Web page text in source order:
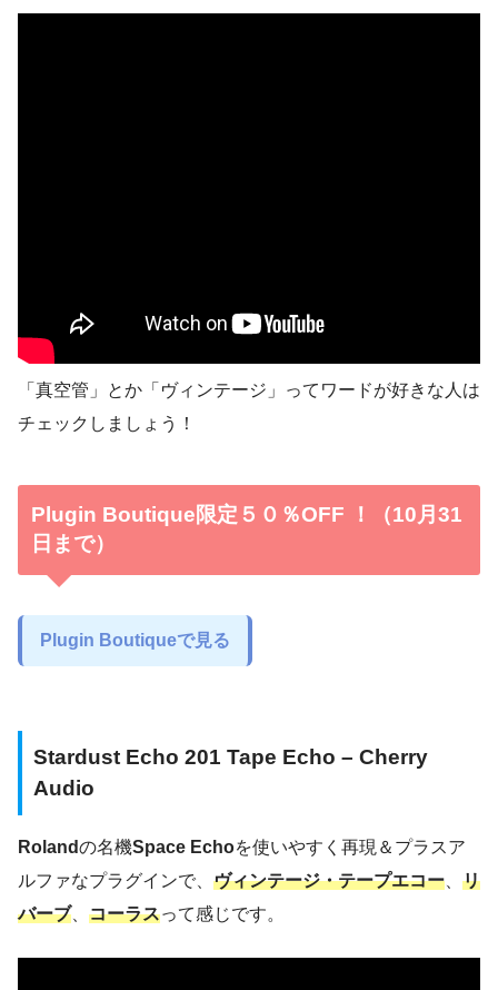
「真空管」とか「ヴィンテージ」ってワードが好きな人は
チェックしましょう！
Plugin Boutique限定５０％OFF ！（10月31
日まで）
Plugin Boutiqueで見る
Stardust Echo 201 Tape Echo – Cherry
Audio
Rolandの名機Space Echoを使いやすく再現＆プラスア
ルファなプラグインで、 ヴィンテージ・テープエコー
リ
バーブ、 コーラスって感じです。